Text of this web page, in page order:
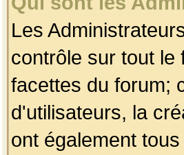
Les
contrôle sur tout le
facettes du forum;
d'utilisateurs, la
ont également